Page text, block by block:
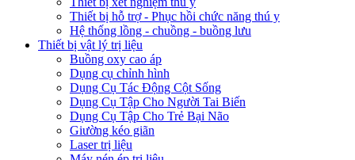
Thiết bị hỗ trợ - Phục hồi chức năng thú y
Hệ thống lồng - chuồng - buồng lưu
Thiết bị vật lý trị liệu
Buồng oxy cao áp
Dụng cụ chỉnh hình
Dụng Cụ Tác Động Cột Sống
Dụng Cụ Tập Cho Người Tai Biến
Dụng Cụ Tập Cho Trẻ Bại Não
Giường kéo giãn
Laser trị liệu